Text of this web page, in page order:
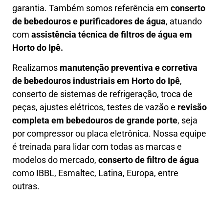
garantia. Também somos referência em conserto
de bebedouros e purificadores de água, atuando
com assistência técnica de filtros de água em
Horto do Ipê.
Realizamos manutenção preventiva e corretiva
de bebedouros industriais em Horto do Ipê,
conserto de sistemas de refrigeração, troca de
peças, ajustes elétricos, testes de vazão e revisão
completa em bebedouros de grande porte, seja
por compressor ou placa eletrônica. Nossa equipe
é treinada para lidar com todas as marcas e
modelos do mercado, conserto de filtro de água
como IBBL, Esmaltec, Latina, Europa, entre
outras.